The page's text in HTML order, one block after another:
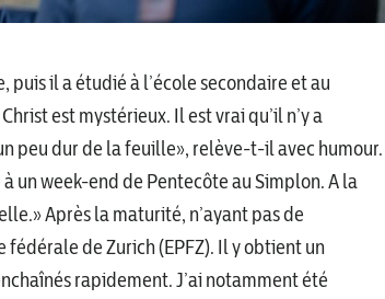
il a étudié à l’école secondaire et au
est mystérieux. Il est vrai qu’il n’y a
peu dur de la feuille», relève-t-il avec humour.
un week-end de Pentecôte au Simplon. A la
Après la maturité, n’ayant pas de
de Zurich (EPFZ). Il y obtient un
rapidement. J’ai notamment été